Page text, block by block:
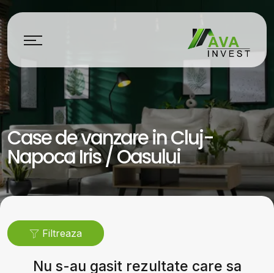
Case de vanzare in Cluj-
Napoca Iris / Oasului
Filtreaza
Nu s-au gasit rezultate care sa